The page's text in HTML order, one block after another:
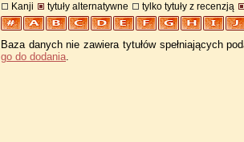
Kanji tytuły alternatywne tylko tytuły z recenzją
Baza danych nie zawiera tytułów spełniających
go do dodania.